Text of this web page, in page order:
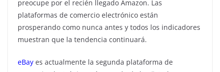
preocupe por el recién llegado Amazon. Las
plataformas de comercio electrónico están
prosperando como nunca antes y todos los indicadores
muestran que la tendencia continuará.
eBay es actualmente la segunda plataforma de